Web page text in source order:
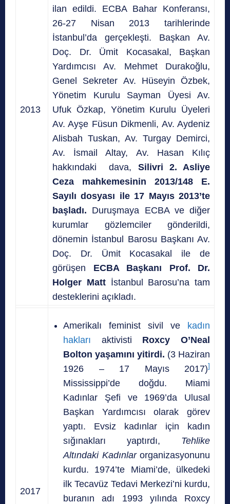
2013
ilan edildi. ECBA Bahar Konferansı,
26-27 Nisan 2013 tarihlerinde
İstanbul’da gerçekleşti. Başkan Av.
Doç. Dr. Ümit Kocasakal, Başkan
Yardımcısı Av. Mehmet Durakoğlu,
Genel Sekreter Av. Hüseyin Özbek,
Yönetim Kurulu Sayman Üyesi Av.
Ufuk Özkap, Yönetim Kurulu Üyeleri
Av. Ayşe Füsun Dikmenli, Av. Aydeniz
Alisbah Tuskan, Av. Turgay Demirci,
Av. İsmail Altay, Av. Hasan Kılıç
hakkındaki dava, Silivri 2. Asliye
Ceza mahkemesinin 2013/148 E.
Sayılı dosyası ile 17 Mayıs 2013’te
başladı. Duruşmaya ECBA ve diğer
kurumlar gözlemciler gönderildi,
dönemin İstanbul Barosu Başkanı Av.
Doç. Dr. Ümit Kocasakal ile de
görüşen ECBA Başkanı Prof. Dr.
Holger Mattİstanbul Barosu’na tam
desteklerini açıkladı.
2017
Amerikalı feminist sivil ve kadın
hakları aktivisti Roxcy O’Neal
Bolton yaşamını yitirdi. (3 Haziran
1926 – 17 Mayıs 2017)]
Mississippi’de doğdu. Miami
Kadınlar Şefi ve 1969’da Ulusal
Başkan Yardımcısı olarak görev
yaptı. Evsiz kadınlar için kadın
sığınakları yaptırdı, Tehlike
Altındaki Kadınlarorganizasyonunu
kurdu. 1974’te Miami’de, ülkedeki
ilk Tecavüz Tedavi Merkezi’ni kurdu,
buranın adı 1993 yılında Roxcy